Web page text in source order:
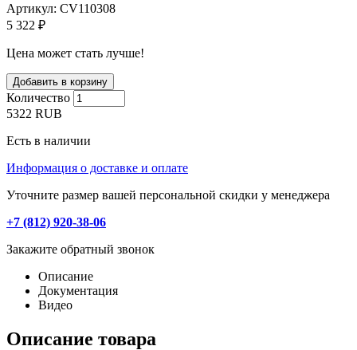
Артикул: CV110308
5 322 ₽
Цена может стать лучше!
Количество
5322 RUB
Есть в наличии
Информация о доставке и оплате
Уточните размер вашей персональной скидки у менеджера
+7 (812) 920-38-06
Закажите обратный звонок
Описание
Документация
Видео
Описание товара